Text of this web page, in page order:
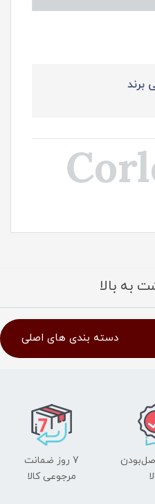
برند
به بالا
دسته بندی های اصلی
7 روز ضمانت
مرجوعی کالا